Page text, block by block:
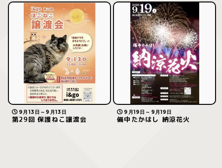
9月13日～9月13日
第29回 保護ねこ譲渡会
9月19日～9月19日
備中たかはし 納涼花火